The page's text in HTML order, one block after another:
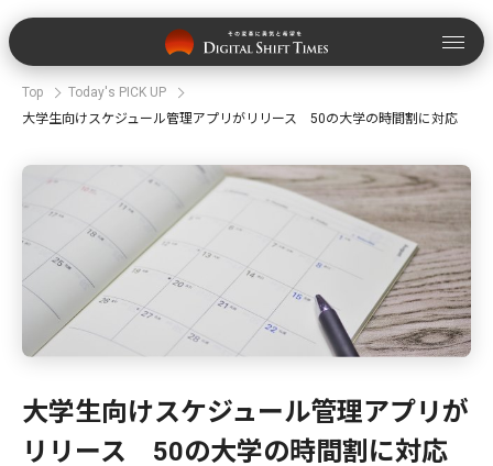
Top
Today's PICK UP
大学生向けスケジュール管理アプリがリリース 50の大学の時間割に対応
大学生向けスケジュール管理アプリが
リリース 50の大学の時間割に対応